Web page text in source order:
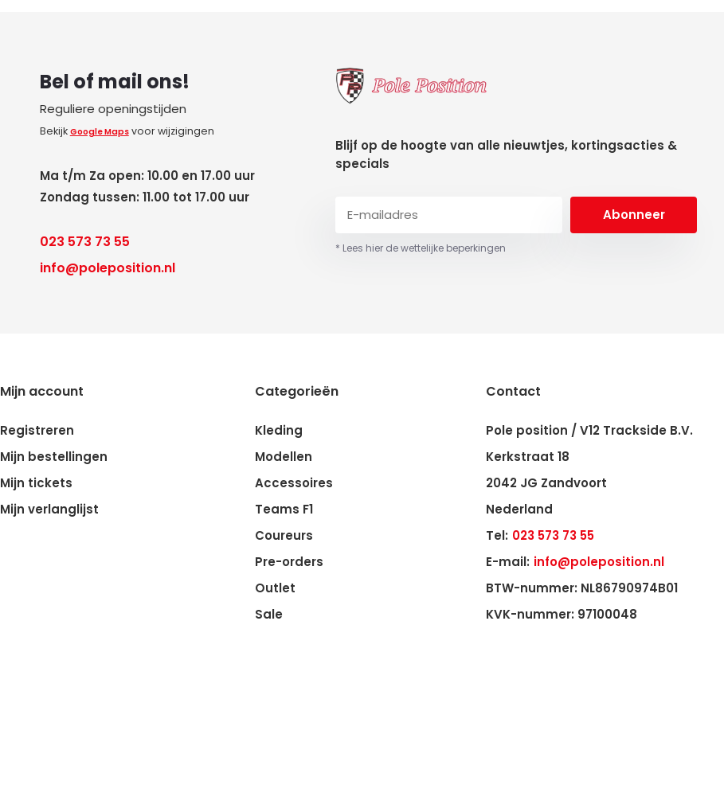
Bel of mail ons!
Reguliere openingstijden
Bekijk Google Mapsvoor wijzigingen
Ma t/m Za open: 10.00 en 17.00 uur
Zondag tussen: 11.00 tot 17.00 uur
023 573 73 55
info@poleposition.nl
Blijf op de hoogte van alle nieuwtjes, kortingsacties &
specials
Abonneer
* Lees hier de wettelijke beperkingen
Mijn account
Registreren
Mijn bestellingen
Mijn tickets
Mijn verlanglijst
Categorieën
Kleding
Modellen
Accessoires
Teams F1
Coureurs
Pre-orders
Outlet
Sale
Contact
Pole position / V12 Trackside B.V.
Kerkstraat 18
2042 JG Zandvoort
Nederland
Tel: 023 573 73 55
E-mail: info@poleposition.nl
BTW-nummer: NL86790974B01
KVK-nummer: 97100048